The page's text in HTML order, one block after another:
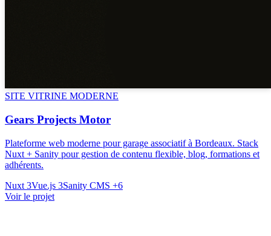
SITE VITRINE MODERNE
Gears Projects Motor
Plateforme web moderne pour garage associatif à Bordeaux. Stack
Nuxt + Sanity pour gestion de contenu flexible, blog, formations et
adhérents.
Nuxt 3Vue.js 3Sanity CMS +6
Voir le projet